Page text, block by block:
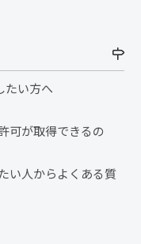
たい方へ
可が取得できるの
い人からよくある質